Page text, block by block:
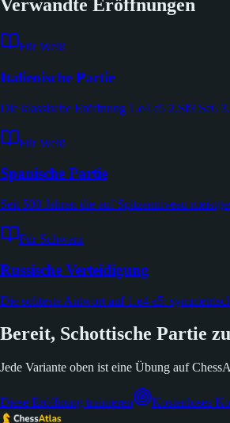
Verwandte Eröffnungen
Für Weiß
Italienische Partie
Die klassische Eröffnung 1.e4 e5 2.Sf3 Sc6
Für Weiß
Spanische Partie
Seit 500 Jahren die auf Spitzenniveau
Für Schwarz
Russische Verteidigung
Die soliteste Antwort auf 1.e4 e5:
Bereit, Schottische Partie
Jede Variante oben ist eine Übung auf
Diese Eröffnung trainieren Kostenloses